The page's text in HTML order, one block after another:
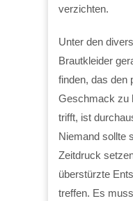
verzichten.
Unter den
Brautkleider
finden, das den
Geschmack zu
trifft, ist
Niemand sollte
Zeitdruck
überstürzte
treffen. Es